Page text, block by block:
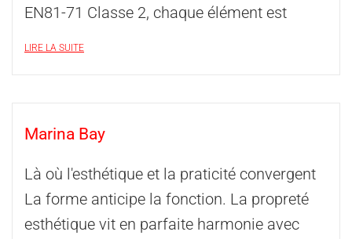
EN81-71 Classe 2, chaque élément est
LIRE LA SUITE
Marina Bay
Là où l'esthétique et la praticité convergent
La forme anticipe la fonction. La propreté
esthétique vit en parfaite harmonie avec